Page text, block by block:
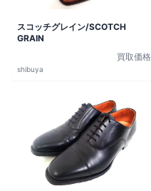
スコッチグレイン/SCOTCH
GRAIN
買取価格
shibuya